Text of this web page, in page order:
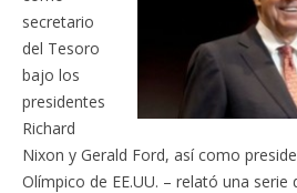
secretario
del Tesoro
bajo los
presidentes
Richard
Nixon y Gerald Ford, así como
Olímpico de EE.UU. – relató una serie